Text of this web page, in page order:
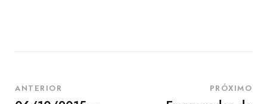
ANTERIOR PRÓXIMO